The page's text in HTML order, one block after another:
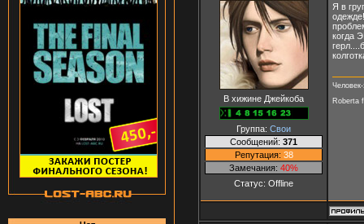
В хижине Джейкоба
Группа: Свои
Сообщений: 371
Репутация: 38
Замечания: 40%
Статус: Offline
Я в
когда
Roberta